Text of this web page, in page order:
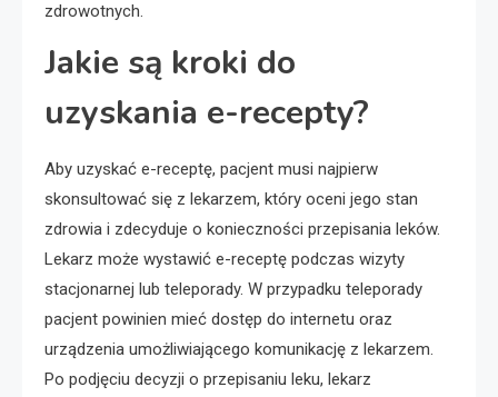
zdrowotnych.
Jakie są kroki do
uzyskania e-recepty?
Aby uzyskać e-receptę, pacjent musi najpierw
skonsultować się z lekarzem, który oceni jego stan
zdrowia i zdecyduje o konieczności przepisania leków.
Lekarz może wystawić e-receptę podczas wizyty
stacjonarnej lub teleporady. W przypadku teleporady
pacjent powinien mieć dostęp do internetu oraz
urządzenia umożliwiającego komunikację z lekarzem.
Po podjęciu decyzji o przepisaniu leku, lekarz